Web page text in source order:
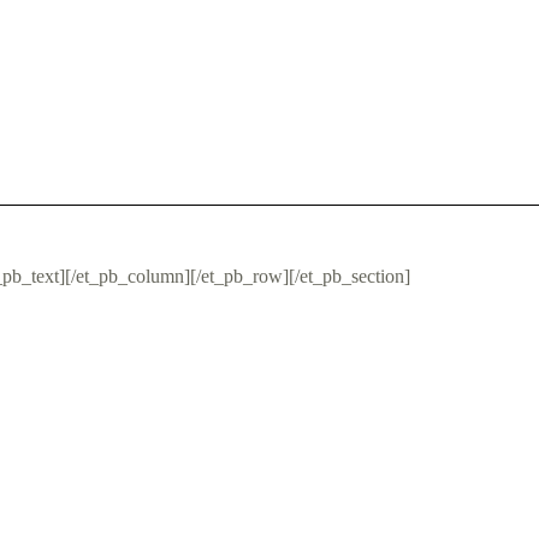
et_pb_column][/et_pb_row][/et_pb_section]